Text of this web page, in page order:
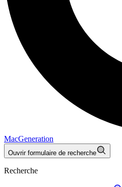
MacGeneration
Ouvrir formulaire de recherche
Recherche